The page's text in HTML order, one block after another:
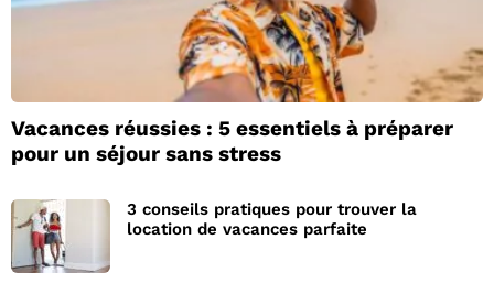
Vacances réussies : 5 essentiels à préparer
pour un séjour sans stress
3 conseils pratiques pour trouver la
location de vacances parfaite